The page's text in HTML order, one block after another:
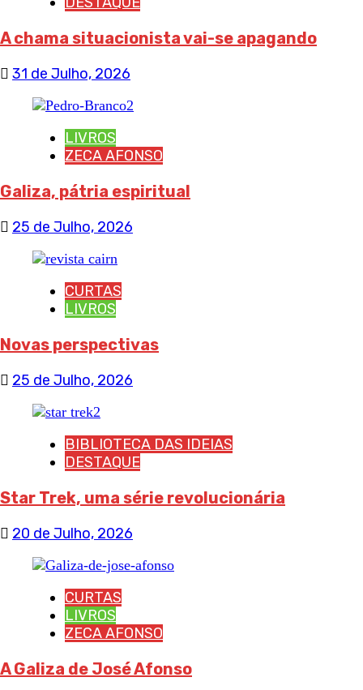
A chama situacionista vai-se apagando
31 de Julho, 2026
LIVROS
ZECA AFONSO
Galiza, pátria espiritual
25 de Julho, 2026
CURTAS
LIVROS
Novas perspectivas
25 de Julho, 2026
BIBLIOTECA DAS IDEIAS
DESTAQUE
Star Trek, uma série revolucionária
20 de Julho, 2026
CURTAS
LIVROS
ZECA AFONSO
A Galiza de José Afonso